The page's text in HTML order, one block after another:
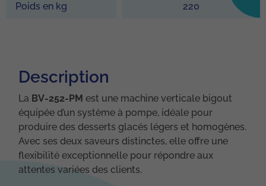
Poids en kg 220
Description
La BV-252-PM est une machine verticale bigout
équipée d’un système à pompe, idéale pour
produire des desserts glacés légers et homogènes.
Avec ses deux saveurs distinctes, elle offre une
flexibilité exceptionnelle pour répondre aux
attentes variées des clients.